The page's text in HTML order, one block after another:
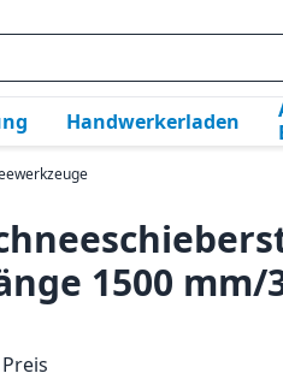
Handwerkerladen
1500 mm/